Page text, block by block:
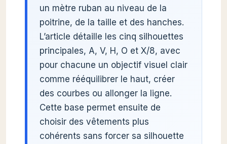
un mètre ruban au niveau de la
poitrine, de la taille et des hanches.
L’article détaille les cinq silhouettes
principales, A, V, H, O et X/8, avec
pour chacune un objectif visuel clair
comme rééquilibrer le haut, créer
des courbes ou allonger la ligne.
Cette base permet ensuite de
choisir des vêtements plus
cohérents sans forcer sa silhouette